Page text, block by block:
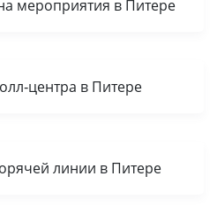
мероприятия в Питере
в Питере
линии в Питере